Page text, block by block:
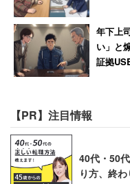
「決断」という言葉に
しれませんが、管理職
き、組織の空気は確実
が不透明な不安から
決断力とは、特別な才
進める」という管理職
年下上
い」と
証拠
【PR】注目情報
40代・50
り方、終